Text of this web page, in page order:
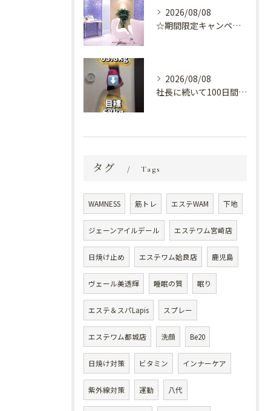
2026/08/08
☆期間限定キャンペーン開催中☆
2026/08/08
社長に続いて100日間ダイエット！？😳
タグ Tags
WAMNESS 筋トレ エステWAM 下地
ジェーンアイルデール エステワム宮崎店
日焼け止め エステワム姶良店 鹿児島
ヴェール美透輝 睡眠の質 眠り
エステ＆スパLapis スプレー
エステワム都城店 洗顔 Be20
日焼け対策 ビタミン インナーケア
紫外線対策 運動 八代